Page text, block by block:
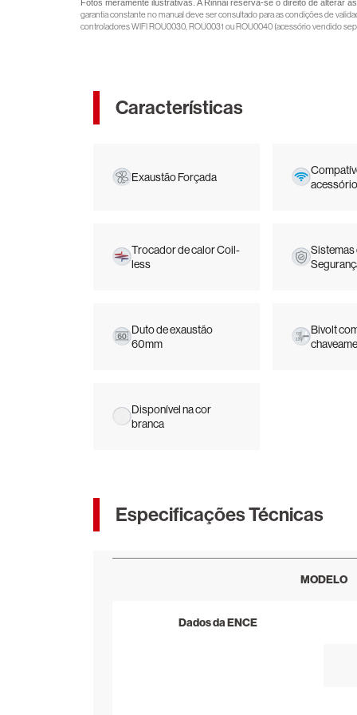
Fotos meramente ilustrativas. A Rinnai reserva-se o direito de alterar
garantia constante no manual deve ser consultado para as condições de
controladores WIFI ROU0030, ROU0031 ou ROU0040 (acessório vendido
Características
Exaustão Forçada
Trocador de calor Coil-
less
Sistemas
Duto de exaustão
60mm
Bivolt
Disponível na cor
branca
Especificações Técnicas
MODELO
Dados da ENCE